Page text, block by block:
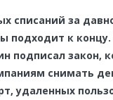
списаний за
подходит к
подписал закон,
снимать
удаленных